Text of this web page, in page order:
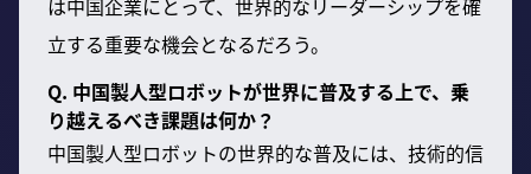
立する重要な機会となるだろう。
Q. 中国製人型ロボットが世界に普及する上で、乗
り越えるべき課題は何か？
中国製人型ロボットの世界的な普及には、技術的信